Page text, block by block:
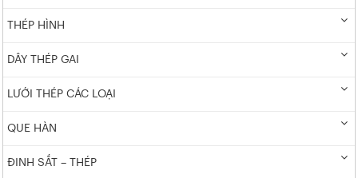
THÉP HÌNH
DÂY THÉP GAI
LƯỚI THÉP CÁC LOẠI
QUE HÀN
ĐINH SẮT – THÉP